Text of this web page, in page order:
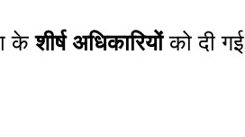
केशीर्ष अधिकारियोंको दी गई